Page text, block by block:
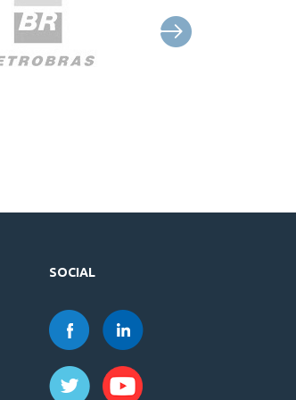
SOCIAL